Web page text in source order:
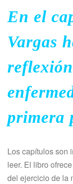
En el
Vargas
primera
Los capítulos son
leer. El libro
del ejercicio de la